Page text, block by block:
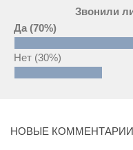
Звонили
Да (70%)
Нет (30%)
НОВЫЕ КОММЕНТАРИИ